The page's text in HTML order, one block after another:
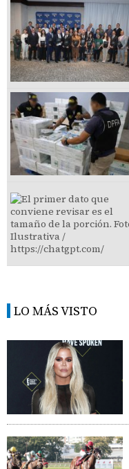
LO MÁS VISTO